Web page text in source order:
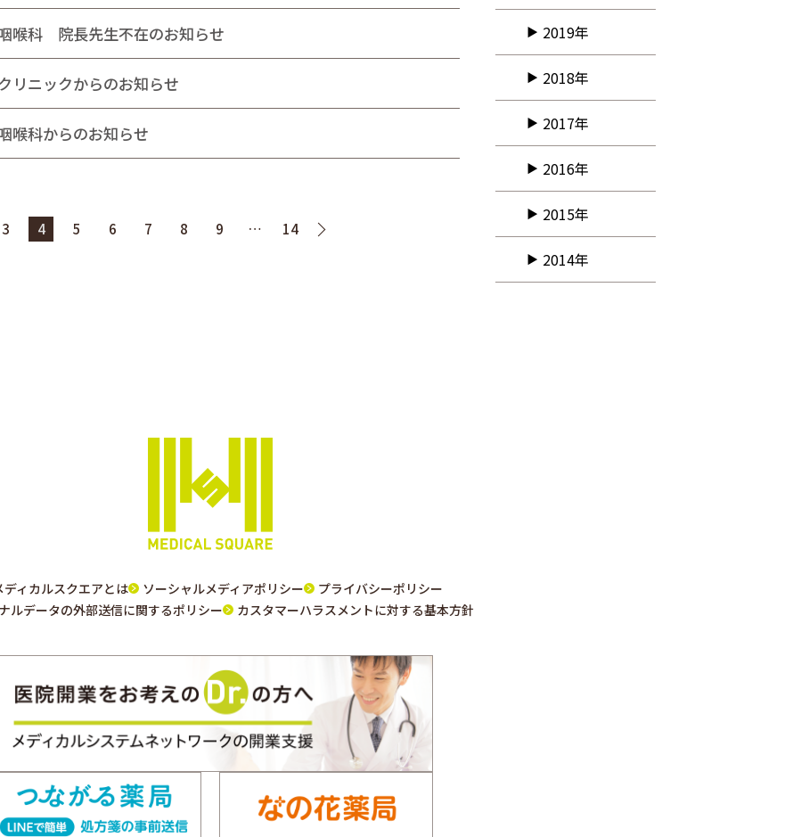
喉科 院長先生不在のお知らせ
リニックからのお知らせ
喉科からのお知らせ
3 4 5 6 7 8 9 … 14
2019年
2018年
2017年
2016年
2015年
2014年
ディカルスクエアとは ソーシャルメディアポリシー
プライバシーポリシー
ルデータの外部送信に関するポリシー
カスタマーハラスメントに対する基本方針